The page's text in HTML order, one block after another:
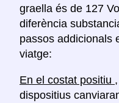
graella és de 127
diferència
passos addicionals
viatge:
En el costat positiu
dispositius